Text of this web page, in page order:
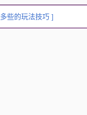
些的玩法技巧 ]